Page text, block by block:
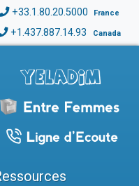
+33.1.80.20.5000 France
+1.437.887.14.93 Canada